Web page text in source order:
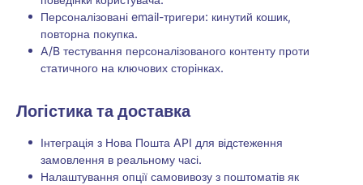
Персоналізовані email-тригери: кинутий кошик,
повторна покупка.
A/B тестування персоналізованого контенту проти
статичного на ключових сторінках.
Логістика та доставка
Інтеграція з Нова Пошта API для відстеження
замовлення в реальному часі.
Налаштування опції самовивозу з поштоматів як